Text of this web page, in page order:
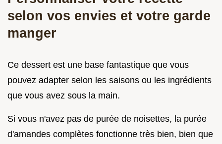
selon vos envies et votre garde
manger
Ce dessert est une base fantastique que vous
pouvez adapter selon les saisons ou les ingrédients
que vous avez sous la main.
Si vous n'avez pas de purée de noisettes, la purée
d'amandes complètes fonctionne très bien, bien que